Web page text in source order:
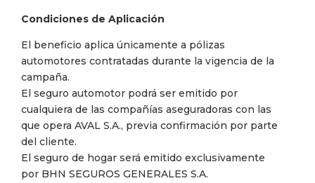
Condiciones de Aplicación
El beneficio aplica únicamente a pólizas
automotores contratadas durante la vigencia de la
campaña.
El seguro automotor podrá ser emitido por
cualquiera de las compañías aseguradoras con las
que opera AVAL S.A., previa confirmación por parte
del cliente.
El seguro de hogar será emitido exclusivamente
por BHN SEGUROS GENERALES S.A.